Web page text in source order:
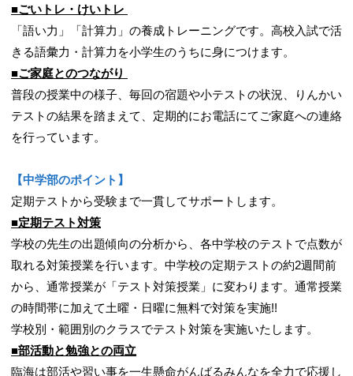
■ごいトレ・けいトレ
「語い力」「計算力」の養成トレーニングです。高校入試で活
きる語彙力・計算力を小学生のうちに身につけます。
■ご家庭とのつながり
普段の授業中の様子、毎回の宿題や小テストの状況、りんかい
テストの結果を踏まえて、定期的にお電話にてご家庭への連絡
を行っています。
【中学部のポイント】
定期テストから受験まで一貫してサポートします。
■定期テスト対策
学校の先生の出題傾向の分析から、各中学校のテストで点数が
取れる対策授業を行います。中学校の定期テストの約2週間前
から、通常授業が「テスト対策授業」に変わります。通常授業
の時間帯に加えて土曜・日曜に無料で対策を実施!!
学校別・範囲別のクラスでテスト対策を実施いたします。
■部活動と勉強との両立
臨海は部活や習い事を一生懸命がんばるみんなを全力で応援し